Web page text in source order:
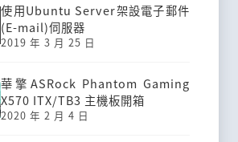
使用Ubuntu Server架設電子郵件
(E-mail)伺服器
2019 年 3 月 25 日
華擎ASRock Phantom Gaming
X570 ITX/TB3 主機板開箱
2020 年 2 月 4 日